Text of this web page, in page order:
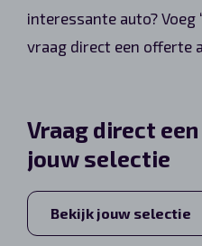
interessante auto? Voeg
vraag direct een offerte
Vraag direct
jouw selectie
Bekijk jouw selectie
Private lease
Shortlease
Vragen?
Over ons